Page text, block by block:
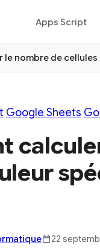
Apps Script
le nombre de
Google Sheets
22